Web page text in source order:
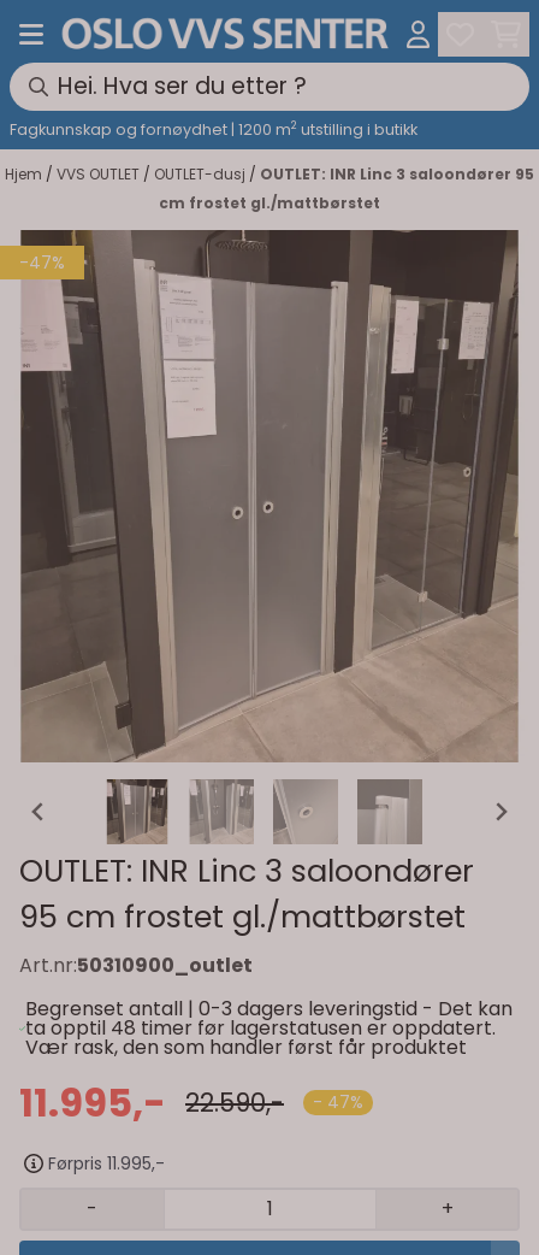
Hopp til innhold
Fagkunnskap og fornøydhet | 1200 m2 utstilling i butikk
Hjem / VVS OUTLET / OUTLET-dusj / OUTLET: INR Linc 3 saloondører 95
cm frostet gl./mattbørstet
-47%
OUTLET: INR Linc 3 saloondører
95 cm frostet gl./mattbørstet
Art.nr:50310900_outlet
Begrenset antall | 0-3 dagers leveringstid - Det kan
ta opptil 48 timer før lagerstatusen er oppdatert.
Vær rask, den som handler først får produktet
11.995,- 22.590,- - 47%
Førpris 11.995,-
- +